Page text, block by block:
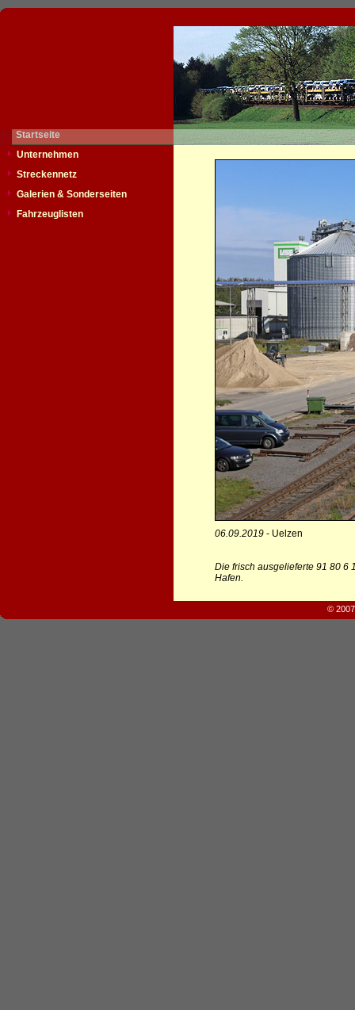
Startseite
Unternehmen
Streckennetz
Galerien & Sonderseiten
Fahrzeuglisten
06.09.2019- Uelzen
Die frisch ausgelieferte 91 80 6
Hafen.
©